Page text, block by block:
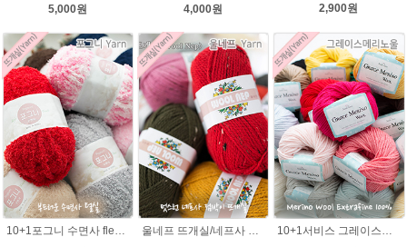
5,000원
4,000원
2,900원
10+1포그니 수면사 fleece 플리스 수면실 뜨개실/소프트 메리 멜로디/부드러운 털실/유아용실/귀도리안감실
울네프 뜨개실/네프사 가볍고 부드러운 뜨개실
10+1서비스 그레이스메리노울 부드러운 털실/뜨개실/뜨개질실/손뜨개실/목도리털실/모자털실